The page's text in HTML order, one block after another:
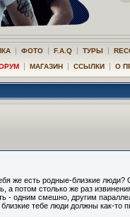
| ФОТО | F.A.Q | ТУРЫ |
| МАГАЗИН | ССЫЛКИ | О
же есть родные-близкие люди?
а потом столько же раз
- одним смешно, другим
тебе люди должны как-то